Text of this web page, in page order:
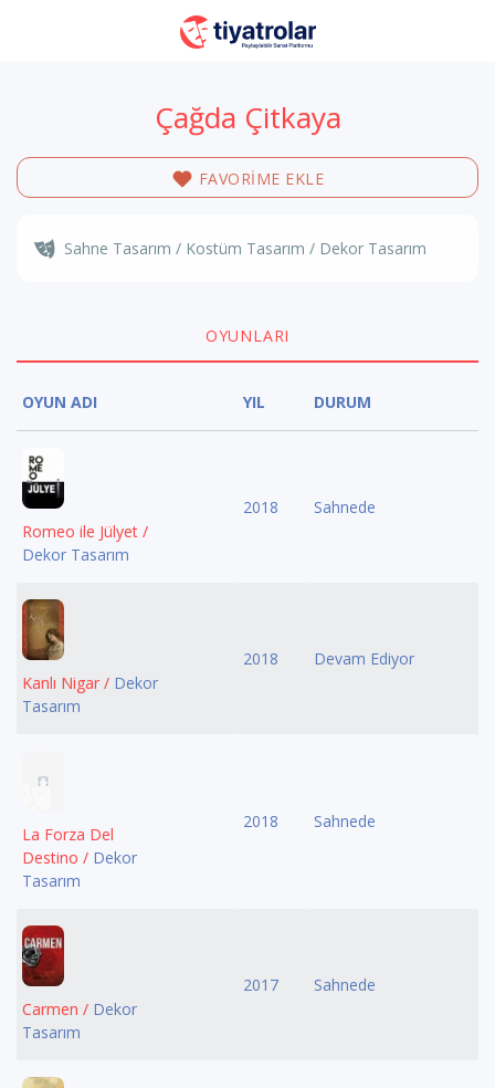
Çağda Çitkaya
FAVORİME EKLE
Sahne Tasarım / Kostüm Tasarım / Dekor Tasarım
OYUNLARI
OYUN ADI YIL DURUM
Romeo ile Jülyet /
Dekor Tasarım
2018 Sahnede
Kanlı Nigar / Dekor
Tasarım
2018 Devam Ediyor
La Forza Del
Destino / Dekor
Tasarım
2018 Sahnede
Carmen / Dekor
Tasarım
2017 Sahnede